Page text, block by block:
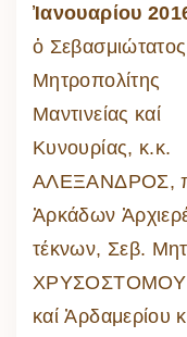
Ἰανουαρίου
ὁ Σεβασμιώτατος
Μητροπολίτης
Μαντινείας καί
Κυνουρίας, κ.κ.
ΑΛΕΞΑΝΔΡΟΣ,
Ἀρκάδων
τέκνων, Σεβ.
ΧΡΥΣΟΣΤΟΜΟΥ
καί